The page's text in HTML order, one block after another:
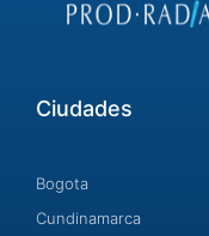
Ciudades
Bogota
Cundinamarca